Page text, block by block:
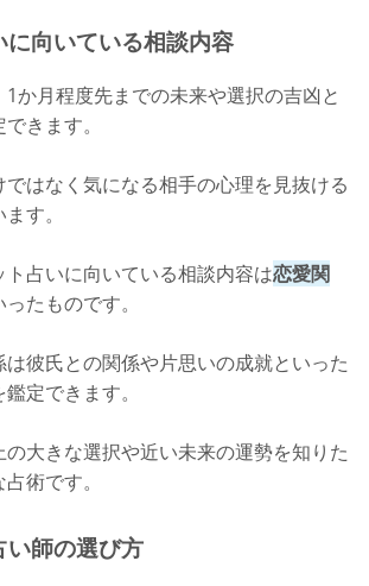
が当たる占いの館【占いの館/輝き】
ト占いをしよう！
に向いている相談内容
か月程度先までの未来や選択の吉凶と
きます。
ではなく気になる相手の心理を見抜ける
す。
占いに向いている相談内容は恋愛関
ったものです。
は彼氏との関係や片思いの成就といった
定できます。
の大きな選択や近い未来の運勢を知りた
術です。
い師の選び方